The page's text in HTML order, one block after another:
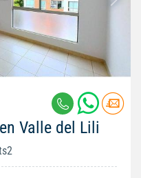
Valle del Lili